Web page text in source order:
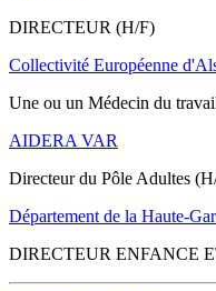
DIRECTEUR (H/F)
Collectivité Européenne
Une ou un Médecin du
AIDERA VAR
Directeur du Pôle Adultes
Département de la Haute-
DIRECTEUR ENFANCE